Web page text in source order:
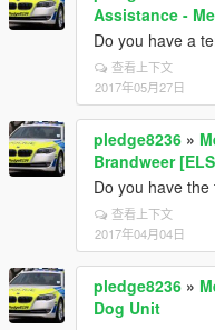
Assistance -
Do you have a
查看上下文
2017年05月27日
pledge8236 »
Brandweer
Do you have the
查看上下文
2017年04月04日
pledge8236 »
Dog Unit